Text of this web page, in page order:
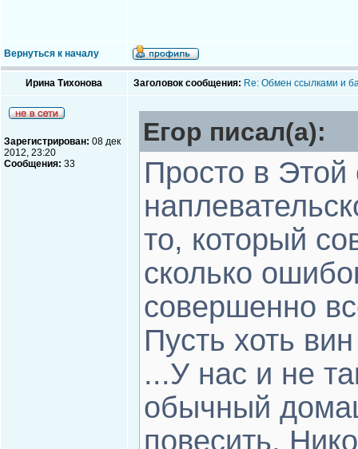
Вернуться к началу
Ирина Тихонова Заголовок сообщения: Re: Обмен ссылками и
Зарегистрирован: 08 дек
2012, 23:20
Сообщения: 33
Егор писал(а):
Просто в Этой
то, который
сколько
совершенно
Пусть хоть
...У нас и не
обычный
повесить.